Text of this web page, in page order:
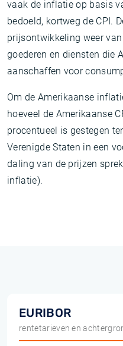
vaak de inflatie op basis
bedoeld, kortweg de CPI.
prijsontwikkeling weer
goederen en diensten die
aanschaffen voor
Om de Amerikaanse
hoeveel de Amerikaanse
procentueel is gestegen
Verenigde Staten in een
daling van de prijzen
inflatie).
EURIBOR
rentetarieven en